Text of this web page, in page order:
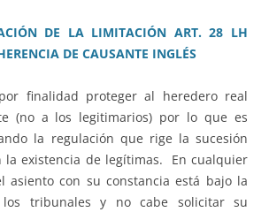
DE LA LIMITACIÓN ART. 28 LH
DE CAUSANTE INGLÉS
finalidad proteger al heredero real
(no a los legitimarios) por lo que es
la regulación que rige la sucesión
la existencia de legítimas. En cualquier
asiento con su constancia está bajo la
los tribunales y no cabe solicitar su